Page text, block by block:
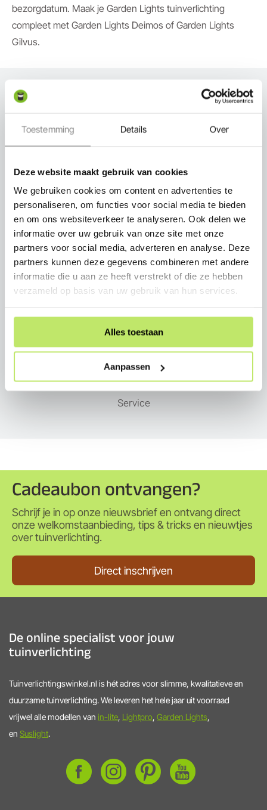
Toestemming Details Over
Deze website maakt gebruik van cookies
We gebruiken cookies om content en advertenties te
personaliseren, om functies voor social media te bieden
en om ons websiteverkeer te analyseren. Ook delen we
informatie over uw gebruik van onze site met onze
partners voor social media, adverteren en analyse. Deze
partners kunnen deze gegevens combineren met andere
informatie die u aan ze heeft verstrekt of die ze hebben
verzameld op basis van uw gebruik van hun services.
Alles toestaan
Aanpassen
bezorgdatum. Maak je Garden Lights tuinverlichting
compleet met Garden Lights Deimos of Garden Lights
Gilvus.
Snel thuisbezorgd
Service
Cadeaubon ontvangen?
Schrijf je in op onze nieuwsbrief en ontvang direct
onze welkomstaanbieding, tips & tricks en nieuwtjes
over tuinverlichting.
Direct inschrijven
De online specialist voor jouw
tuinverlichting
Tuinverlichtingswinkel.nl is hét adres voor slimme, kwalitatieve en
duurzame tuinverlichting. We leveren het hele jaar uit voorraad
vrijwel alle modellen van in-lite, Lightpro, Garden Lights,
en Suslight.